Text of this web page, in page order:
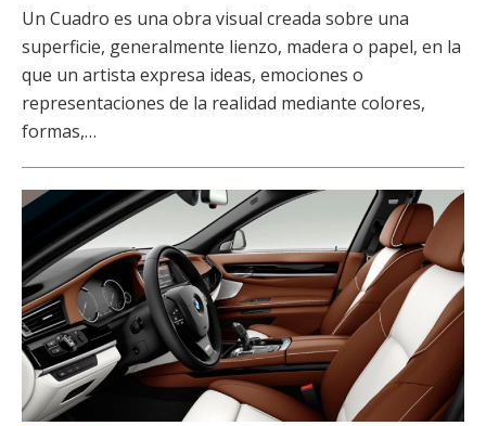
Un Cuadro es una obra visual creada sobre una
superficie, generalmente lienzo, madera o papel, en la
que un artista expresa ideas, emociones o
representaciones de la realidad mediante colores,
formas,…